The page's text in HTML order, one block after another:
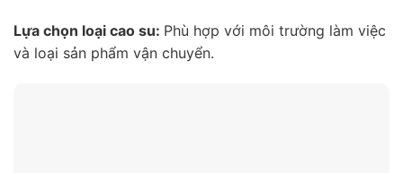
Lựa chọn loại cao su: Phù hợp với môi trường làm việc
và loại sản phẩm vận chuyển.